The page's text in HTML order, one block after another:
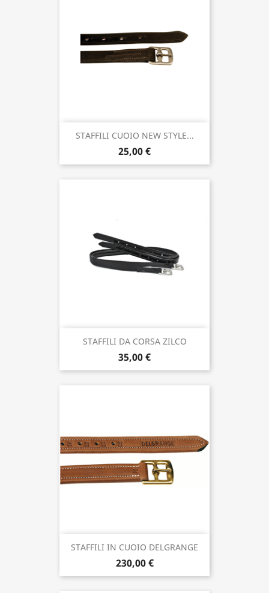
STAFFILI CUOIO NEW STYLE...
25,00 €
STAFFILI DA CORSA ZILCO
35,00 €
STAFFILI IN CUOIO DELGRANGE
230,00 €